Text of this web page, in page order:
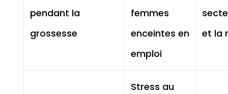
pendant la
grossesse
femmes
enceintes en
emploi
et la
Stress au